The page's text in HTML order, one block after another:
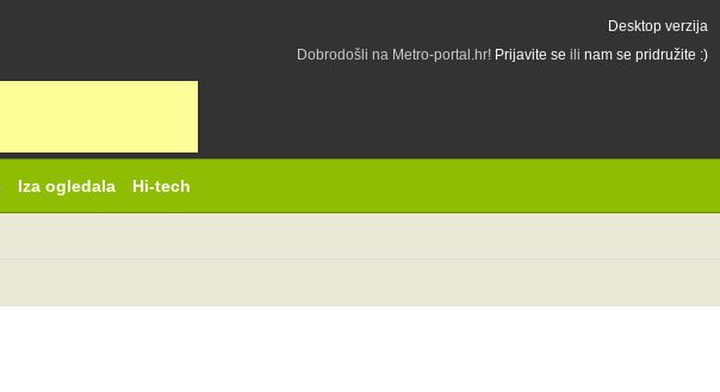
Desktop verzija
Dobrodošli na Metro-portal.hr! Prijavite se ili nam se pridružite :)
Iza ogledala Hi-tech